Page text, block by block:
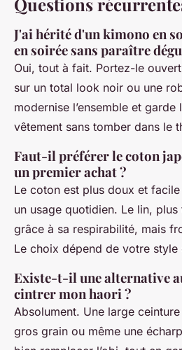
J'ai hérité d'un kimono en
en soirée sans paraître
Oui, tout à fait. Portez-le
sur un total look noir ou une
modernise l’ensemble et garde
vêtement sans tomber dans le
Faut-il préférer le coton
un premier achat ?
Le coton est plus doux et
un usage quotidien. Le lin,
grâce à sa respirabilité, mais
Le choix dépend de votre style
Existe-t-il une alternative
cintrer mon haori ?
Absolument. Une large
gros grain ou même une